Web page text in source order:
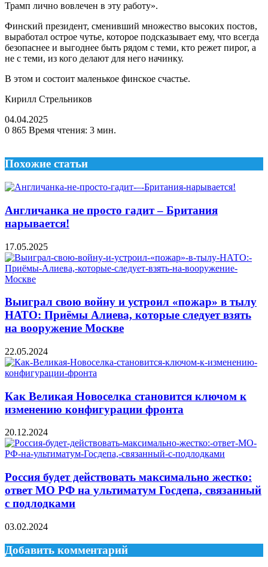
Трамп лично вовлечен в эту работу».
Финский президент, сменивший множество высоких постов,
выработал острое чутье, которое подсказывает ему, что всегда
безопаснее и выгоднее быть рядом с теми, кто режет пирог, а
не с теми, из кого делают для него начинку.
В этом и состоит маленькое финское счастье.
Кирилл Стрельников
04.04.2025
0 865 Время чтения: 3 мин.
Похожие статьи
Англичанка не просто гадит – Британия
нарывается!
17.05.2025
Выиграл свою войну и устроил «пожар» в тылу
НАТО: Приёмы Алиева, которые следует взять
на вооружение Москве
22.05.2024
Как Великая Новоселка становится ключом к
изменению конфигурации фронта
20.12.2024
Россия будет действовать максимально жестко:
ответ МО РФ на ультиматум Госдепа, связанный
с подлодками
03.02.2024
Добавить комментарий